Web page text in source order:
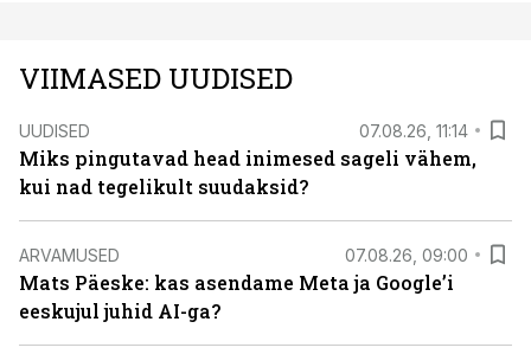
VIIMASED UUDISED
UUDISED 07.08.26, 11:14
Miks pingutavad head inimesed sageli vähem,
kui nad tegelikult suudaksid?
ARVAMUSED 07.08.26, 09:00
Mats Päeske: kas asendame Meta ja Google’i
eeskujul juhid AI-ga?